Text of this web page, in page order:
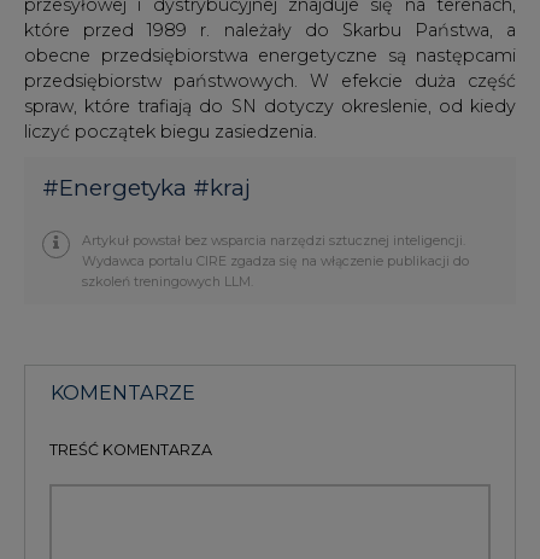
spraw, które trafiają do SN dotyczy okreslenie, od kiedy
liczyć początek biegu zasiedzenia.
#Energetyka #kraj
Artykuł powstał bez wsparcia narzędzi sztucznej inteligencji.
szkoleń treningowych LLM.
KOMENTARZE